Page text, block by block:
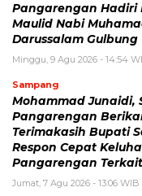
Pangarengan Hadiri
Maulid Nabi
Darussalam Gulbung
Minggu, 9 Agu 2026 - 14:54
Sampang
Mohammad Junaidi,
Pangarengan
Terimakasih Bupati
Respon Cepat
Pangarengan Terkait
Jumat, 7 Agu 2026 - 13:06 WIB